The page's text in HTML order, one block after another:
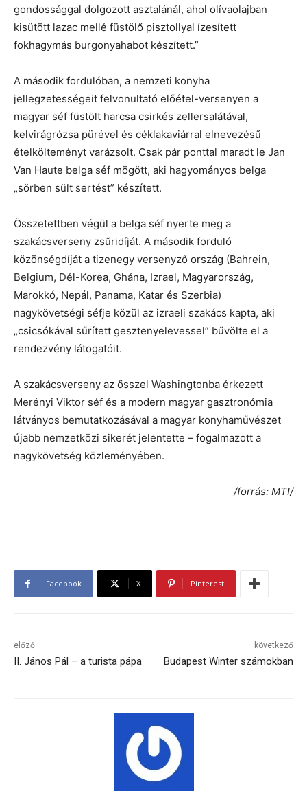
gondossággal dolgozott asztalánál, ahol olívaolajban
kisütött lazac mellé füstölő pisztollyal ízesített
fokhagymás burgonyahabot készített.”
A második fordulóban, a nemzeti konyha
jellegzetességeit felvonultató előétel-versenyen a
magyar séf füstölt harcsa csirkés zellersalátával,
kelvirágrózsa pürével és céklakaviárral elnevezésű
ételkölteményt varázsolt. Csak pár ponttal maradt le Jan
Van Haute belga séf mögött, aki hagyományos belga
„sörben sült sertést” készített.
Összetettben végül a belga séf nyerte meg a
szakácsverseny zsűridíját. A második forduló
közönségdíját a tizenegy versenyző ország (Bahrein,
Belgium, Dél-Korea, Ghána, Izrael, Magyarország,
Marokkó, Nepál, Panama, Katar és Szerbia)
nagykövetségi séfje közül az izraeli szakács kapta, aki
„csicsókával sűrített gesztenyelevessel” bűvölte el a
rendezvény látogatóit.
A szakácsverseny az ősszel Washingtonba érkezett
Merényi Viktor séf és a modern magyar gasztronómia
látványos bemutatkozásával a magyar konyhaművészet
újabb nemzetközi sikerét jelentette – fogalmazott a
nagykövetség közleményében.
/forrás: MTI/
Facebook X Pinterest
előző
II. János Pál – a turista pápa
következő
Budapest Winter számokban